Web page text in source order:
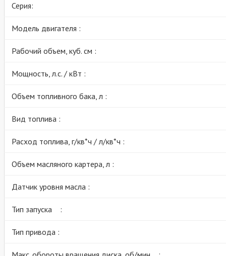
Серия:
Модель двигателя :
Рабочий объем, куб. см :
Мощность, л.с. / кВт :
Объем топливного бака, л :
Вид топлива :
Расход топлива, г/кв*ч / л/кв*ч :
Объем масляного картера, л :
Датчик уровня масла :
Тип запуска :
Тип привода :